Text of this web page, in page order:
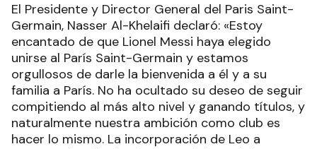
El Presidente y Director General del Paris Saint-
Germain, Nasser Al-Khelaifi declaró: «Estoy
encantado de que Lionel Messi haya elegido
unirse al París Saint-Germain y estamos
orgullosos de darle la bienvenida a él y a su
familia a París. No ha ocultado su deseo de seguir
compitiendo al más alto nivel y ganando títulos, y
naturalmente nuestra ambición como club es
hacer lo mismo. La incorporación de Leo a